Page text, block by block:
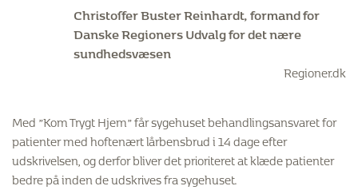
Christoffer Buster Reinhardt, formand for
Danske Regioners Udvalg for det nære
sundhedsvæsen
Regioner.dk
Med ”Kom Trygt Hjem” fårsygehuset behandlingsansvaret for
patienter med hoftenært lårbensbrud i 14 dage efter
udskrivelsen, og derfor bliver det prioriteret at klæde patienter
bedre på inden de udskrives fra sygehuset.